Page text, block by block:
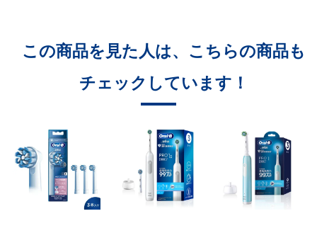
この商品を見た人は、こちらの商品も
チェックしています！